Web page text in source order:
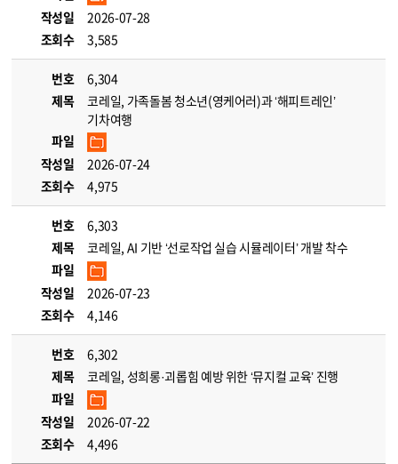
작성일
2026-07-28
조회수
3,585
번호
6,304
제목
코레일, 가족돌봄 청소년(영케어러)과 ‘해피트레인’
기차여행
파일
작성일
2026-07-24
조회수
4,975
번호
6,303
제목
코레일, AI 기반 ‘선로작업 실습 시뮬레이터’ 개발 착수
파일
작성일
2026-07-23
조회수
4,146
번호
6,302
제목
코레일, 성희롱·괴롭힘 예방 위한 ‘뮤지컬 교육’ 진행
파일
작성일
2026-07-22
조회수
4,496